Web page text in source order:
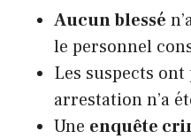
Aucun blessé
le personnel
Les suspects ont
arrestation n’a
Une enquête